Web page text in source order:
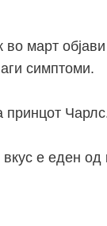
март
симптоми.
принцот
е еден од